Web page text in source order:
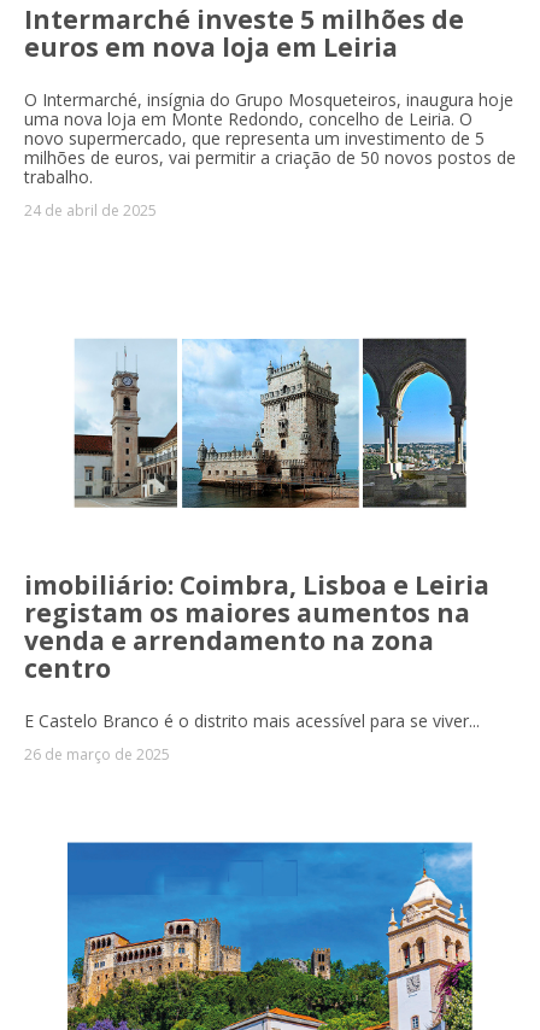
Intermarché investe 5 milhões de
euros em nova loja em Leiria
O Intermarché, insígnia do Grupo Mosqueteiros, inaugura hoje
uma nova loja em Monte Redondo, concelho de Leiria. O
novo supermercado, que representa um investimento de 5
milhões de euros, vai permitir a criação de 50 novos postos de
trabalho.
24 de abril de 2025
imobiliário: Coimbra, Lisboa e Leiria
registam os maiores aumentos na
venda e arrendamento na zona
centro
E Castelo Branco é o distrito mais acessível para se viver...
26 de março de 2025